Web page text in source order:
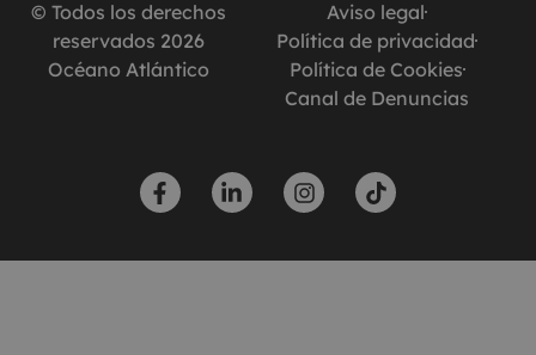
© Todos los derechos
reservados 2026
Océano Atlántico
Aviso legal
Política de privacidad
Política de Cookies
Canal de Denuncias